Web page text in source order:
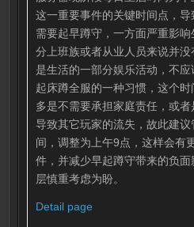
这一重要事件的关键时间点，
需要起早蹲守，一方面严重影
分上班族或者从业人员来说并
是生活的一部分娱乐活动，不
起床蹲全服的一种习惯，这个
多是不需要承担家庭责任，或
导致其它玩家的流失，故此建
间，调整为上午9点，这样会有
件，并减少早起蹲守带来的负
层慎重考虑为盼。
Detail page